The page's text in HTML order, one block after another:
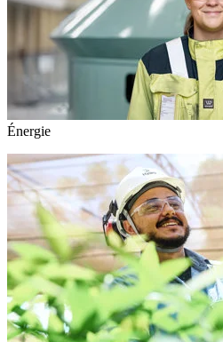
Énergie